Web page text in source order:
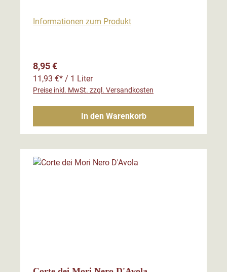
Informationen zum Produkt
Regulärer Preis:
8,95 €
11,93 €* / 1 Liter
Preise inkl. MwSt. zzgl. Versandkosten
In den Warenkorb